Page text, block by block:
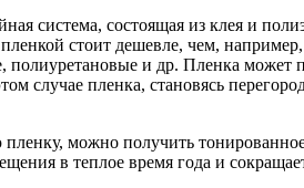
система, состоящая из клея и
стоит дешевле, чем,
и др. Пленка может
случае пленка, становясь
можно получить
в теплое время года и